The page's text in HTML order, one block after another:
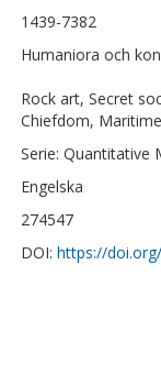
1439-7382
Humaniora och
Rock art, Secret
Chiefdom,
Serie: Quantitative
Engelska
274547
DOI: https://